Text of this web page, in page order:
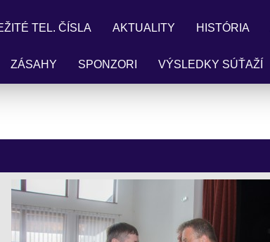
TEL. ČÍSLA AKTUALITY HISTÓRIA
ZÁSAHY SPONZORI VÝSLEDKY SÚŤAŽÍ